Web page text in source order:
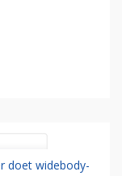
doet widebody-